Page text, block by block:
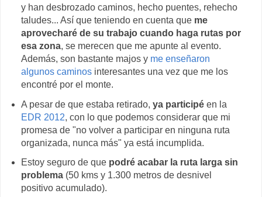
y han desbrozado caminos, hecho puentes, rehecho
taludes... Así que teniendo en cuenta que me
aprovecharé de su trabajo cuando haga rutas por
esa zona, se merecen que me apunte al evento.
Además, son bastante majos y me enseñaron
algunos caminosinteresantes una vez que me los
encontré por el monte.
A pesar de que estaba retirado, ya participéen la
EDR 2012, con lo que podemos considerar que mi
promesa de "no volver a participar en ninguna ruta
organizada, nunca más" ya está incumplida.
Estoy seguro de que podré acabar la ruta larga sin
problema(50 kms y 1.300 metros de desnivel
positivo acumulado).